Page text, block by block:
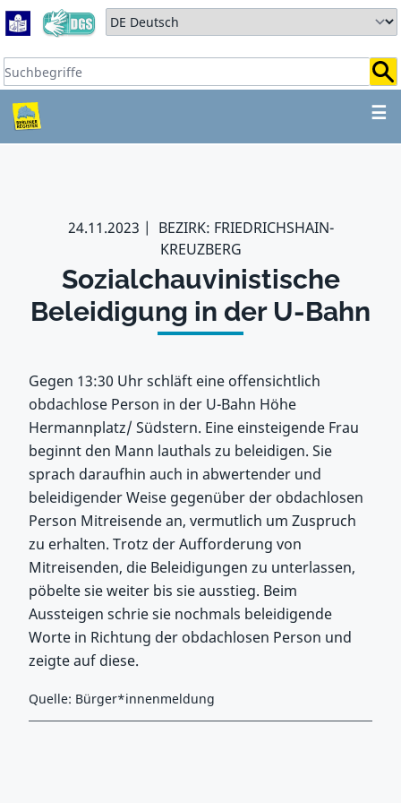
Zum Hauptbereich springen
Zum Hauptmenü springen
Sprache auswählen:
Suchbegriffe:
☰
ZUM HAUPTBEREICH
24.11.2023
BEZIRK: FRIEDRICHSHAIN-
KREUZBERG
Sozialchauvinistische
Beleidigung in der U-Bahn
Gegen 13:30 Uhr schläft eine offensichtlich
obdachlose Person in der U-Bahn Höhe
Hermannplatz/ Südstern. Eine einsteigende Frau
beginnt den Mann lauthals zu beleidigen. Sie
sprach daraufhin auch in abwertender und
beleidigender Weise gegenüber der obdachlosen
Person Mitreisende an, vermutlich um Zuspruch
zu erhalten. Trotz der Aufforderung von
Mitreisenden, die Beleidigungen zu unterlassen,
pöbelte sie weiter bis sie ausstieg. Beim
Aussteigen schrie sie nochmals beleidigende
Worte in Richtung der obdachlosen Person und
zeigte auf diese.
Quelle: Bürger*innenmeldung